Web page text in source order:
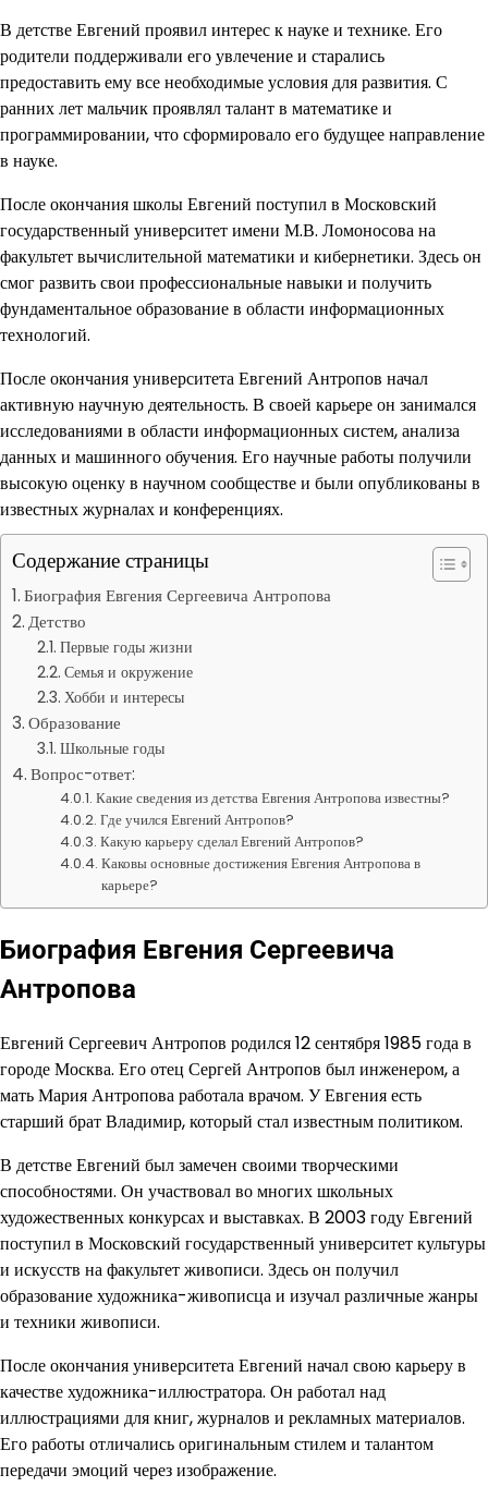
В детстве Евгений проявил интерес к науке и технике. Его
родители поддерживали его увлечение и старались
предоставить ему все необходимые условия для развития. С
ранних лет мальчик проявлял талант в математике и
программировании, что сформировало его будущее направление
в науке.
После окончания школы Евгений поступил в Московский
государственный университет имени М.В. Ломоносова на
факультет вычислительной математики и кибернетики. Здесь он
смог развить свои профессиональные навыки и получить
фундаментальное образование в области информационных
технологий.
После окончания университета Евгений Антропов начал
активную научную деятельность. В своей карьере он занимался
исследованиями в области информационных систем, анализа
данных и машинного обучения. Его научные работы получили
высокую оценку в научном сообществе и были опубликованы в
известных журналах и конференциях.
Содержание страницы
Биография Евгения Сергеевича Антропова
Детство
Первые годы жизни
Семья и окружение
Хобби и интересы
Образование
Школьные годы
Вопрос-ответ:
Какие сведения из детства Евгения Антропова известны?
Где учился Евгений Антропов?
Какую карьеру сделал Евгений Антропов?
Каковы основные достижения Евгения Антропова в
карьере?
Биография Евгения Сергеевича
Антропова
Евгений Сергеевич Антропов родился 12 сентября 1985 года в
городе Москва. Его отец Сергей Антропов был инженером, а
мать Мария Антропова работала врачом. У Евгения есть
старший брат Владимир, который стал известным политиком.
В детстве Евгений был замечен своими творческими
способностями. Он участвовал во многих школьных
художественных конкурсах и выставках. В 2003 году Евгений
поступил в Московский государственный университет культуры
и искусств на факультет живописи. Здесь он получил
образование художника-живописца и изучал различные жанры
и техники живописи.
После окончания университета Евгений начал свою карьеру в
качестве художника-иллюстратора. Он работал над
иллюстрациями для книг, журналов и рекламных материалов.
Его работы отличались оригинальным стилем и талантом
передачи эмоций через изображение.